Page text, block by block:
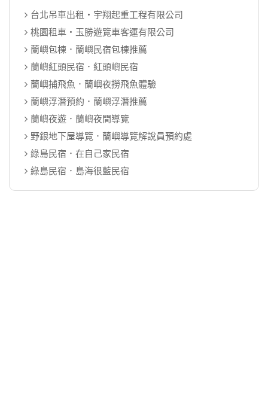
台北吊車出租‧宇翔起重工程有限公司
桃園租車‧玉勝遊覽車客運有限公司
蘭嶼包棟．蘭嶼民宿包棟推薦
蘭嶼紅頭民宿．紅頭嶼民宿
蘭嶼捕飛魚．蘭嶼夜撈飛魚體驗
蘭嶼浮潛預約．蘭嶼浮潛推薦
蘭嶼夜遊．蘭嶼夜間導覽
野銀地下屋導覽．蘭嶼導覽解說員預約處
綠島民宿．在自己家民宿
綠島民宿．島海很藍民宿